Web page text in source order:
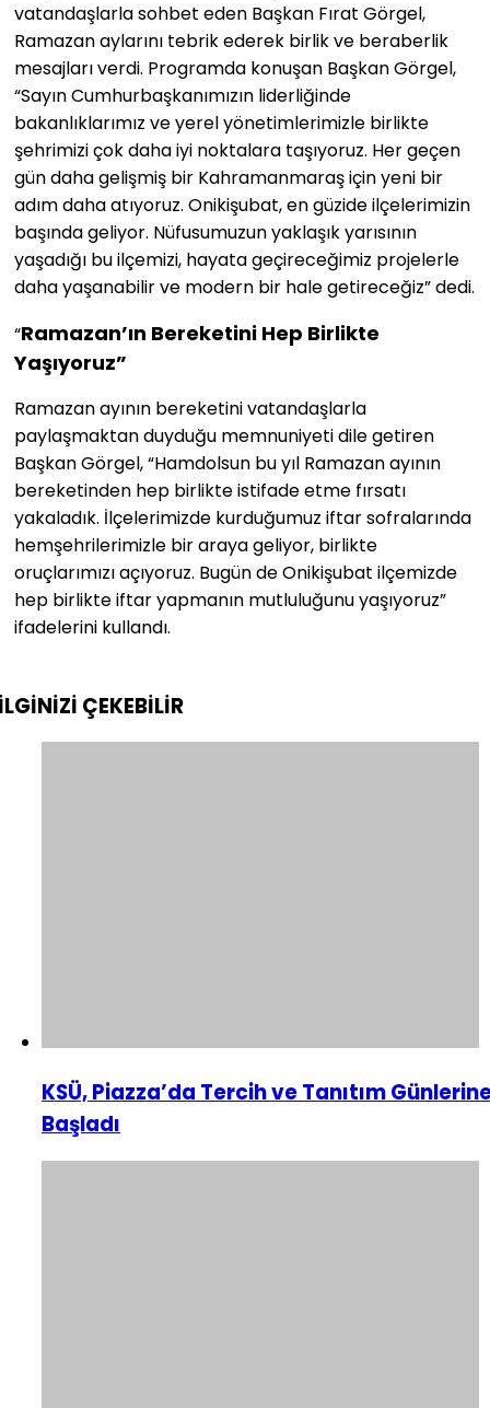
vatandaşlarla sohbet eden Başkan Fırat Görgel,
Ramazan aylarını tebrik ederek birlik ve beraberlik
mesajları verdi. Programda konuşan Başkan Görgel,
“Sayın Cumhurbaşkanımızın liderliğinde
bakanlıklarımız ve yerel yönetimlerimizle birlikte
şehrimizi çok daha iyi noktalara taşıyoruz. Her geçen
gün daha gelişmiş bir Kahramanmaraş için yeni bir
adım daha atıyoruz. Onikişubat, en güzide ilçelerimizin
başında geliyor. Nüfusumuzun yaklaşık yarısının
yaşadığı bu ilçemizi, hayata geçireceğimiz projelerle
daha yaşanabilir ve modern bir hale getireceğiz” dedi.
“Ramazan’ın Bereketini Hep Birlikte
Yaşıyoruz”
Ramazan ayının bereketini vatandaşlarla
paylaşmaktan duyduğu memnuniyeti dile getiren
Başkan Görgel, “Hamdolsun bu yıl Ramazan ayının
bereketinden hep birlikte istifade etme fırsatı
yakaladık. İlçelerimizde kurduğumuz iftar sofralarında
hemşehrilerimizle bir araya geliyor, birlikte
oruçlarımızı açıyoruz. Bugün de Onikişubat ilçemizde
hep birlikte iftar yapmanın mutluluğunu yaşıyoruz”
ifadelerini kullandı.
ÇEKEBİLİR
KSÜ, Piazza’da Tercih ve Tanıtım
Başladı